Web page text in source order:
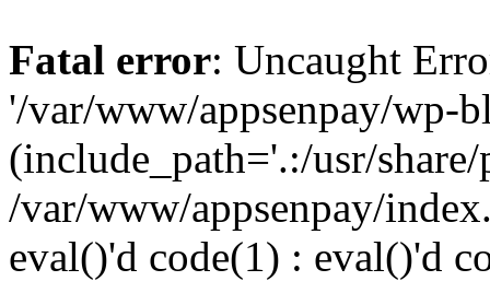
Fatal error: Uncaught
'/var/www/appsenpay/wp-
(include_path='.:/usr/
/var/www/appsenpay/
eval()'d code(1) : eval()'d